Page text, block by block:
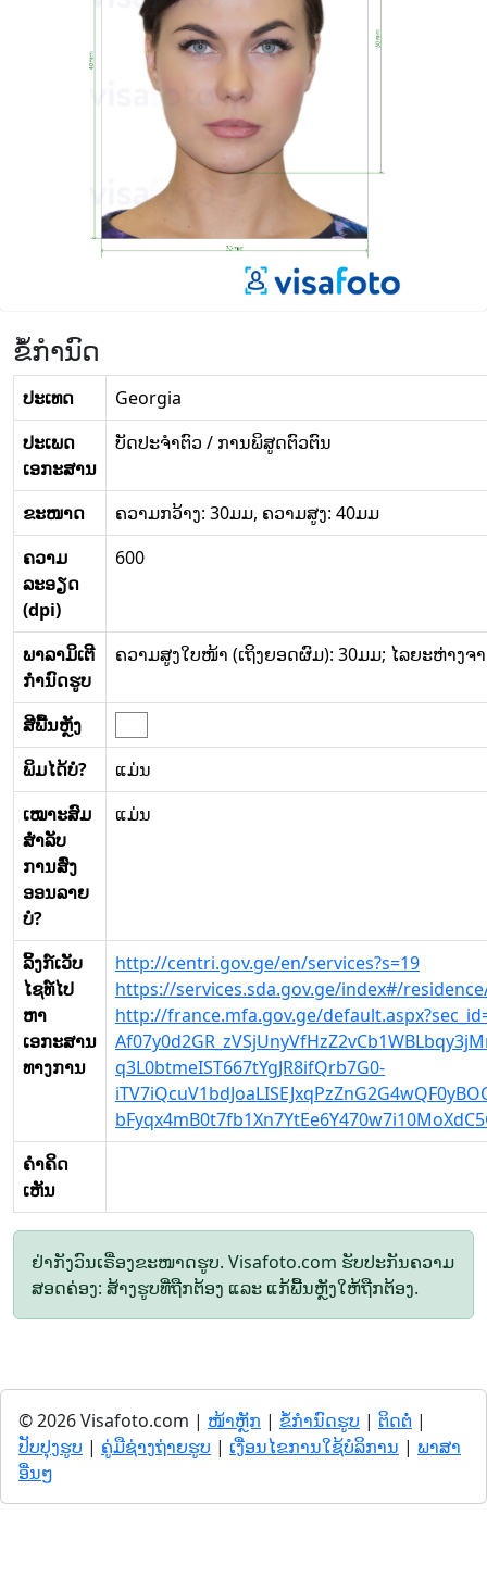
ຂໍ້ກໍານົດ
ປະເທດ
Georgia
ປະເພດ
ເອກະສານ
ບັດປະຈໍາຕົວ / ການພິສູດຕົວຕົນ
ຂະໜາດ
ຄວາມກວ້າງ: 30ມມ, ຄວາມສູງ: 40ມມ
ຄວາມ
ລະອຽດ
(dpi)
600
ພາລາມິເຕີ
ກໍານົດຮູບ
ຄວາມສູງໃບໜ້າ (ເຖິງຍອດຜົມ): 30ມມ; ໄລຍະຫ່າງຈ
ສີພື້ນຫຼັງ
ພິມໄດ້ບໍ?
ແມ່ນ
ເໝາະສົມ
ສໍາລັບ
ການສົ່ງ
ອອນລາຍ
ບໍ?
ແມ່ນ
ລິ້ງກ໌ເວັບ
ໄຊທ໌ໄປ
ຫາ
ເອກະສານ
ທາງການ
http://centri.gov.ge/en/services?s=19
https://services.sda.gov.ge/index#/
http://france.mfa.gov.ge/
q3L0btmeIST667tYgJR8ifQrb7G0-
ຄໍາຄິດ
ເຫັນ
ຢ່າກັງວົນເຣື່ອງຂະໜາດຮູບ. Visafoto.com ຮັບປະກັນຄວາມ
ສອດຄ່ອງ: ສ້າງຮູບທີ່ຖືກຕ້ອງ ແລະ ແກ້ພື້ນຫຼັງໃຫ້ຖືກຕ້ອງ.
© 2026 Visafoto.com | ໜ້າຫຼັກ | ຂໍ້ກໍານົດຮູບ | ຕິດຕໍ່ |
ປັບປຸງຮູບ | ຄູ່ມືຊ່າງຖ່າຍຮູບ | ເງື່ອນໄຂການໃຊ້ບໍລິການ | ພາສາ
ອື່ນໆ